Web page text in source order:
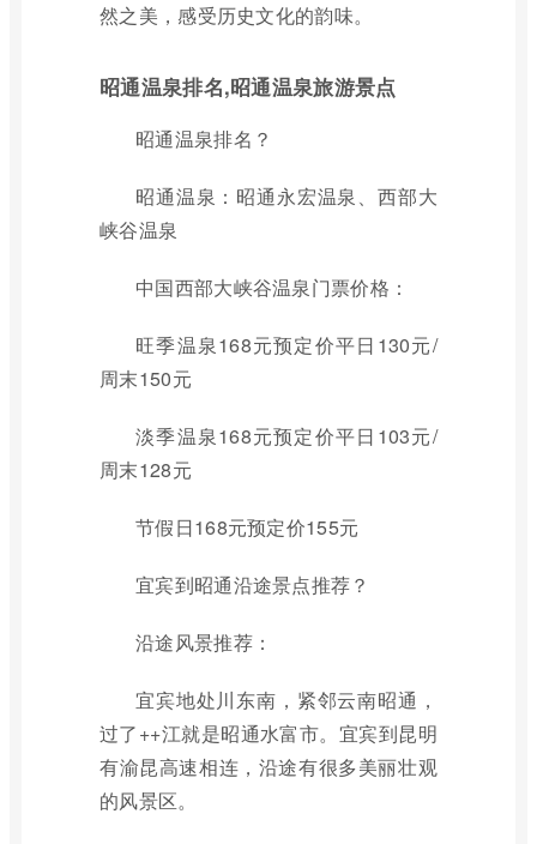
然之美，感受历史文化的韵味。
昭通温泉排名,昭通温泉旅游景点
昭通温泉排名？
昭通温泉：昭通永宏温泉、西部大
峡谷温泉
中国西部大峡谷温泉门票价格：
旺季温泉168元预定价平日130元/
周末150元
淡季温泉168元预定价平日103元/
周末128元
节假日168元预定价155元
宜宾到昭通沿途景点推荐？
沿途风景推荐：
宜宾地处川东南，紧邻云南昭通，
过了++江就是昭通水富市。宜宾到昆明
有渝昆高速相连，沿途有很多美丽壮观
的风景区。